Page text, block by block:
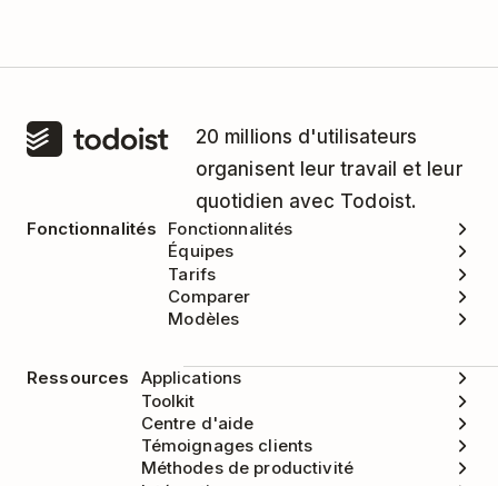
20 millions d'utilisateurs
organisent leur travail et leur
quotidien avec Todoist.
Fonctionnalités
Fonctionnalités
Équipes
Tarifs
Comparer
Modèles
Ressources
Applications
Toolkit
Centre d'aide
Témoignages clients
Méthodes de productivité